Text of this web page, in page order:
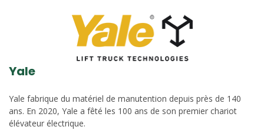
Yale
Yale fabrique du matériel de manutention depuis près de 140
ans. En 2020, Yale a fêté les 100 ans de son premier chariot
élévateur électrique.